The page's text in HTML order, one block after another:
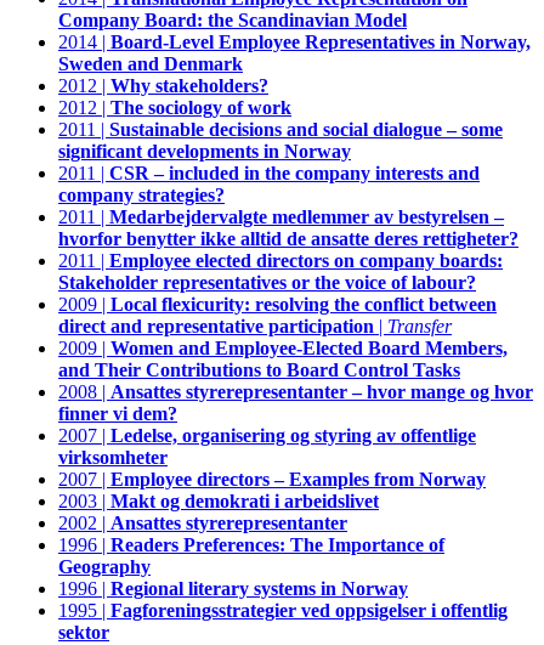
Company Board: the Scandinavian Model
2014 | Board-Level Employee Representatives in Norway,
Sweden and Denmark
2012 | Why stakeholders?
2012 | The sociology of work
2011 | Sustainable decisions and social dialogue – some
significant developments in Norway
2011 | CSR – included in the company interests and
company strategies?
2011 | Medarbejdervalgte medlemmer av bestyrelsen –
hvorfor benytter ikke alltid de ansatte deres rettigheter?
2011 | Employee elected directors on company boards:
Stakeholder representatives or the voice of labour?
2009 | Local flexicurity: resolving the conflict between
direct and representative participation | Transfer
2009 | Women and Employee-Elected Board Members,
and Their Contributions to Board Control Tasks
2008 | Ansattes styrerepresentanter – hvor mange og hvor
finner vi dem?
2007 | Ledelse, organisering og styring av offentlige
virksomheter
2007 | Employee directors – Examples from Norway
2003 | Makt og demokrati i arbeidslivet
2002 | Ansattes styrerepresentanter
1996 | Readers Preferences: The Importance of
Geography
1996 | Regional literary systems in Norway
1995 | Fagforeningsstrategier ved oppsigelser i offentlig
sektor